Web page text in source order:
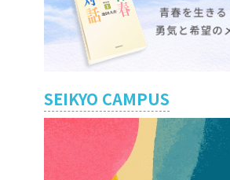
SEIKYO CAMPUS